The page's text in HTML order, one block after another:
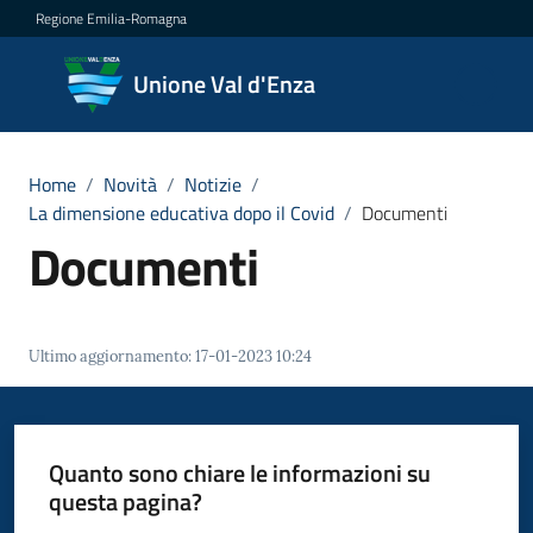
Vai al contenuto
Vai alla navigazione
Vai al footer
Regione Emilia-Romagna
Unione Val d'Enza
Unione
Val
Amministrazione
Menu selezionato
Servizi
Val
Home / Novità / Notizie /
La dimensione educativa dopo il Covid / Documenti
Documenti
Ultimo aggiornamento:17-01-2023 10:24
Quanto sono chiare le informazioni su
questa pagina?